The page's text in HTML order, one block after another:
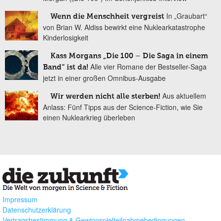
Wenn die Menschheit vergreist In „Graubart“
von Brian W. Aldiss bewirkt eine Nuklearkatastrophe
Kinderlosigkeit
Kass Morgans „Die 100 – Die Saga in einem
Band“ ist da! Alle vier Romane der Bestseller-Saga
jetzt in einer großen Omnibus-Ausgabe
Wir werden nicht alle sterben! Aus aktuellem
Anlass: Fünf Tipps aus der Science-Fiction, wie Sie
einen Nuklearkrieg überleben
Impressum
Datenschutzerklärung